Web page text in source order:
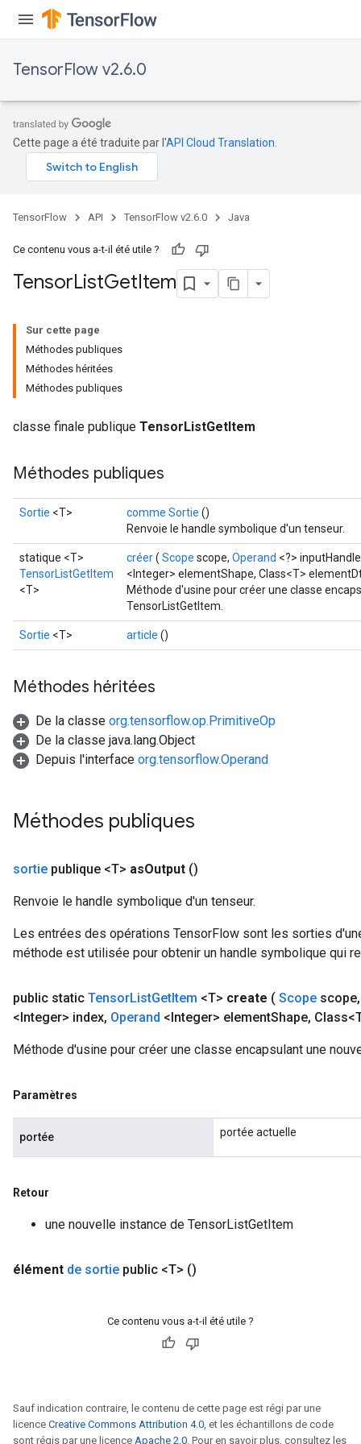
TensorFlow v2.6.0
Cette page a été traduite par l'API Cloud Translation
TensorFlow API TensorFlow v2.6.0 Java
Ce contenu vous a-t-il été utile ?
TensorListGetItem
Sur cette page
Méthodes publiques
Méthodes héritées
Méthodes publiques
classe finale publique TensorListGetItem
Méthodes publiques
Sortie <T> comme Sortie ()
Renvoie le handle symbolique d'un tenseur.
statique <T>
TensorListGetItem
<T>
créer( Scope scope, Operand <?>
<Integer> elementShape, Class<T>
Méthode d'usine pour créer une classe
TensorListGetItem.
Sortie <T> article ()
Méthodes héritées
De la classe org.tensorflow.op.PrimitiveOp
De la classe java.lang.Object
Depuis l'interface org.tensorflow.Operand
Méthodes publiques
sortie publique <T> asOutput ()
Renvoie le handle symbolique d'un tenseur.
Les entrées des opérations TensorFlow sont les sorties
méthode est utilisée pour obtenir un handle symbolique qui
public static TensorListGetItem <T> create ( Scope scope,
<Integer> index, Operand <Integer> elementShape,
Méthode d'usine pour créer une classe encapsulant une
Paramètres
portée portée actuelle
Retour
une nouvelle instance de TensorListGetItem
élément de sortie public <T> ()
Ce contenu vous a-t-il été utile ?
Sauf indication contraire, le contenu de cette page est régi par une
licence Creative Commons Attribution 4.0, et les échantillons de code
sont régis par une licence Apache 2.0. Pour en savoir plus, consultez les